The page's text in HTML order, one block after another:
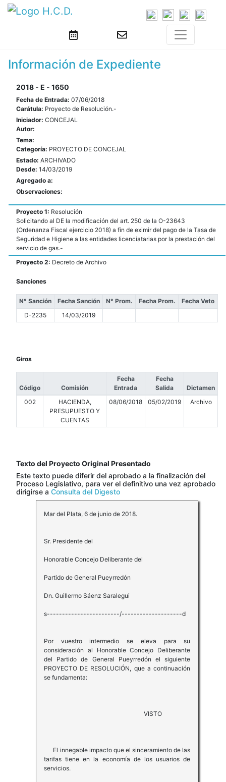
Información de Expediente
2018 - E - 1650
Fecha de Entrada: 07/06/2018
Carátula: Proyecto de Resolución.-
Iniciador: CONCEJAL
Autor:
Tema:
Categoría: PROYECTO DE CONCEJAL
Estado: ARCHIVADO
Desde: 14/03/2019
Agregado a:
Observaciones:
Proyecto 1: Resolución
Solicitando al DE la modificación del art. 250 de la O-23643
(Ordenanza Fiscal ejercicio 2018) a fin de eximir del pago de la Tasa de
Seguridad e Higiene a las entidades licenciatarias por la prestación del
servicio de gas.-
Proyecto 2: Decreto de Archivo
Sanciones
N° Sanción Fecha Sanción N° Prom. Fecha Prom.
Fecha Veto
D-2235
14/03/2019
Giros
Código Comisión
Fecha
Entrada
Fecha
Salida
Dictamen
002
HACIENDA,
PRESUPUESTO Y
CUENTAS
08/06/2018 05/02/2019 Archivo
Texto del Proyecto Original Presentado
Este texto puede diferir del aprobado a la finalización del
Proceso Legislativo, para ver el definitivo una vez aprobado
dirigirse a Consulta del Digesto
Mar del Plata, 6 de junio de 2018.
Sr. Presidente del
Honorable Concejo Deliberante del
Partido de General Pueyrredón
Dn. Guillermo Sáenz Saralegui
s------------------------/--------------------d
Por vuestro intermedio se eleva para su
consideración al Honorable Concejo Deliberante
del Partido de General Pueyrredón el siguiente
PROYECTO DE RESOLUCIÓN, que a continuación
se fundamenta:
VISTO
El innegable impacto que el sinceramiento de las
tarifas tiene en la economía de los usuarios de
servicios.